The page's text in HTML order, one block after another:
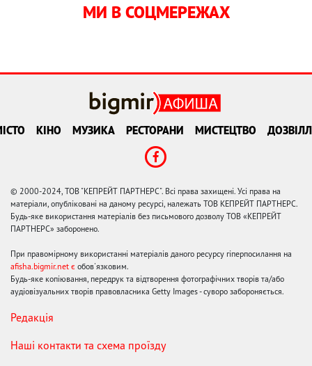
МИ В СОЦМЕРЕЖАХ
КІНО МУЗИКА РЕСТОРАНИ МИСТЕЦТВО
© 2000-2024, ТОВ "КЕПРЕЙТ ПАРТНЕРС". Всі права захищені. Усі права на
матеріали, опубліковані на даному ресурсі, належать ТОВ КЕПРЕЙТ ПАРТНЕРС.
Будь-яке використання матеріалів без письмового дозволу ТОВ «КЕПРЕЙТ
ПАРТНЕРС» заборонено.
При правомірному використанні матеріалів даного ресурсу гіперпосилання на
afisha.bigmir.net є обов'язковим.
Будь-яке копіювання, передрук та відтворення фотографічних творів та/або
аудіовізуальних творів правовласника Getty Images - суворо забороняється.
Редакція
Наші контакти та схема проїзду